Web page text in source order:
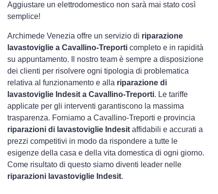
Aggiustare un elettrodomestico non sarà mai stato così
semplice!
Archimede Venezia offre un servizio di riparazione
lavastoviglie a Cavallino-Treporti completo e in rapidità
su appuntamento. Il nostro team è sempre a disposizione
dei clienti per risolvere ogni tipologia di problematica
relativa al funzionamento e alla riparazione di
lavastoviglie Indesit a Cavallino-Treporti. Le tariffe
applicate per gli interventi garantiscono la massima
trasparenza. Forniamo a Cavallino-Treporti e provincia
riparazioni di lavastoviglie Indesit affidabili e accurati a
prezzi competitivi in modo da rispondere a tutte le
esigenze della casa e della vita domestica di ogni giorno.
Come risultato di questo siamo diventi leader nelle
riparazioni lavastoviglie Indesit.